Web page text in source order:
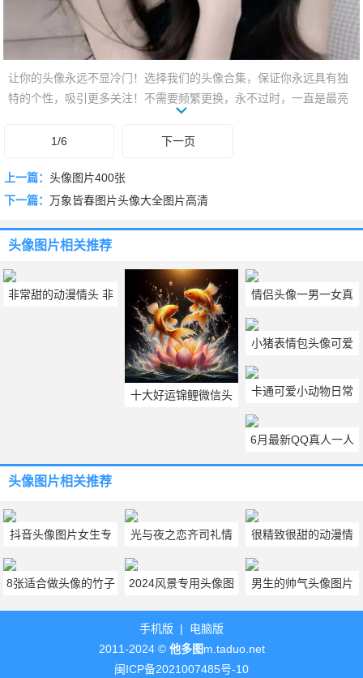
让你的头像永远不显冷门！选择我们的头像合集，保证你永远具有独
特的个性，吸引更多关注！不需要频繁更换，永不过时，一直是最亮
1/6
下一页
上一篇： 头像图片400张
下一篇： 万象皆春图片头像大全图片高清
头像图片相关推荐
非常甜的动漫情头 非
十大好运锦鲤微信头
情侣头像一男一女真
小猪表情包头像可爱
可爱的猪猪头像卡通
卡通可爱小动物日常
生活微信头像图片
6月最新QQ真人一人
一张情侣高清头像
头像图片相关推荐
抖音头像图片女生专
用 抖音头像图片2024
最新款女生
光与夜之恋齐司礼情
头图片 光与夜之恋Q
版头像情头图片
很精致很甜的动漫情
头最新图片 动漫情头
氛围感温柔
8张适合做头像的竹子
2024风景专用头像图
的风景头像
男生的帅气头像图片
手机版 | 电脑版
2011-2024 © 他多图m.taduo.net
闽ICP备2021007485号-10